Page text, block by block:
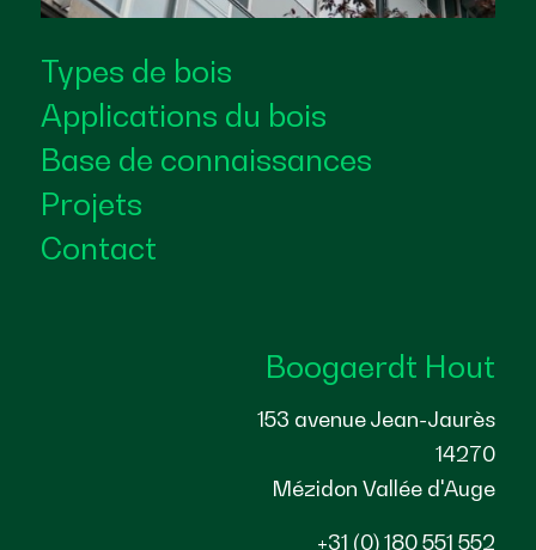
Types de bois
Applications du bois
Base de connaissances
Projets
Contact
Boogaerdt Hout
153 avenue Jean-Jaurès
14270
Mézidon Vallée d'Auge
+31 (0) 180 551 552